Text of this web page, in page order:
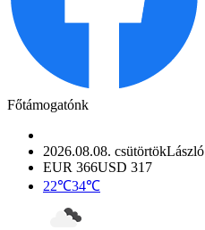
Főtámogatónk
2026.08.08. csütörtökLászló
EUR 366USD 317
22℃34℃